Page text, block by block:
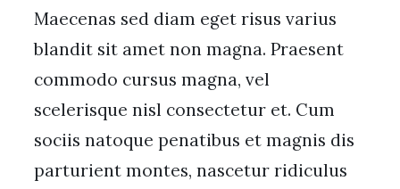
Maecenas sed diam eget risus varius
blandit sit amet non magna. Praesent
commodo cursus magna, vel
scelerisque nisl consectetur et. Cum
sociis natoque penatibus et magnis dis
parturient montes, nascetur ridiculus